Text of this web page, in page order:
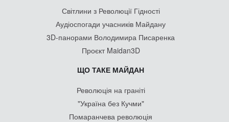
Світлини з Революції Гідності
Аудіоспогади учасників Майдану
3D-панорами Володимира Писаренка
Проєкт Maidan3D
ЩО ТАКЕ МАЙДАН
Революція на граніті
"Україна без Кучми"
Помаранчева революція